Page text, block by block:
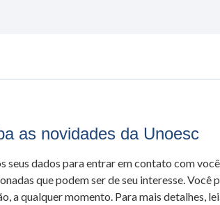
as novidades da Unoesc
seus dados para entrar em contato com
que podem ser de seu interesse. Você
a qualquer momento. Para mais detalhes,